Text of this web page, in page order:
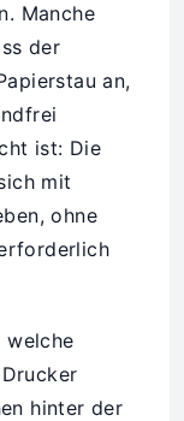
Manche
der
an,
ist: Die
mit
ohne
welche
hinter der